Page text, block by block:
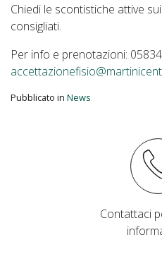
Chiedi le scontistiche attive
consigliati.
Per info e prenotazioni:
Pubblicato in News
Contattaci